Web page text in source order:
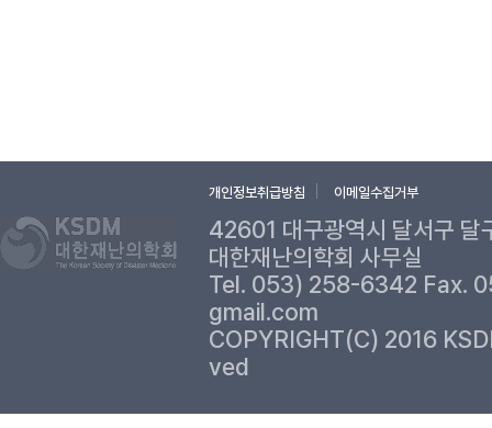
개인정보취급방침 이메일수집거부
42601 대구광역시 달서구 달
대한재난의학회 사무실
Tel. 053) 258-6342 Fax.
gmail.com
COPYRIGHT(C) 2016
ved